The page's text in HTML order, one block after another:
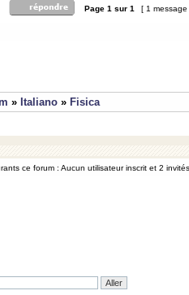
Page 1 sur 1 [ 1
» Italiano » Fisica
ce forum : Aucun utilisateur inscrit et 2 invités